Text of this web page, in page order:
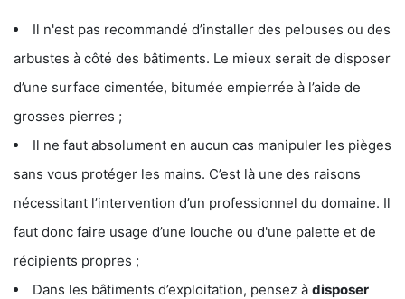
Il n'est pas recommandé d’installer des pelouses ou des
arbustes à côté des bâtiments. Le mieux serait de disposer
d’une surface cimentée, bitumée empierrée à l’aide de
grosses pierres ;
Il ne faut absolument en aucun cas manipuler les pièges
sans vous protéger les mains. C’est là une des raisons
nécessitant l’intervention d’un professionnel du domaine. Il
faut donc faire usage d’une louche ou d'une palette et de
récipients propres ;
Dans les bâtiments d’exploitation, pensez à disposer